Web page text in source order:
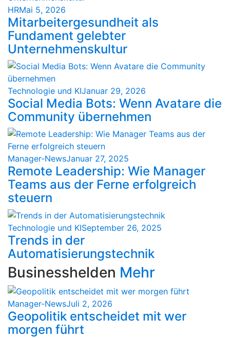
HRMai 5, 2026
Mitarbeitergesundheit als
Fundament gelebter
Unternehmenskultur
Technologie und KIJanuar 29, 2026
Social Media Bots: Wenn Avatare die
Community übernehmen
Manager-NewsJanuar 27, 2025
Remote Leadership: Wie Manager
Teams aus der Ferne erfolgreich
steuern
Technologie und KISeptember 26, 2025
Trends in der
Automatisierungstechnik
Businesshelden Mehr
Manager-NewsJuli 2, 2026
Geopolitik entscheidet mit wer
morgen führt